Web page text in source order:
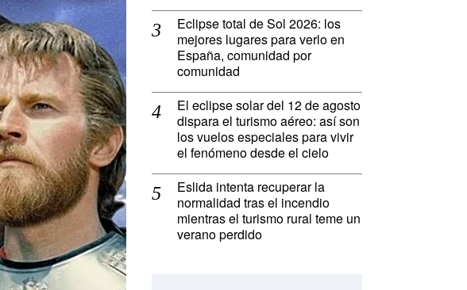
Eclipse total de Sol 2026: los
mejores lugares para verlo en
España, comunidad por
comunidad
El eclipse solar del 12 de agosto
dispara el turismo aéreo: así son
los vuelos especiales para vivir
el fenómeno desde el cielo
Eslida intenta recuperar la
normalidad tras el incendio
mientras el turismo rural teme un
verano perdido